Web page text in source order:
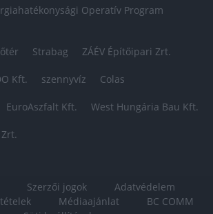
Operatív Program
Strabag ZÁÉV Építőipari Zrt.
Kft. szennyvíz Colas
EuroAszfalt Kft. West Hungária Bau Kft.
Szerzői jogok
Adatvédelem
Médiaajánlat
BC COMM